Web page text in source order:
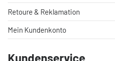
Retoure & Reklamation
Mein Kundenkonto
Kundenservice